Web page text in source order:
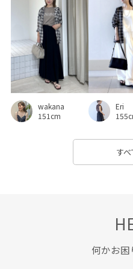
安定感 小物
日傘 普段使いも出来る
着回しやすい 程
綿素材 締め付けない
華やか 薄手 見た目以
都会的
wakana
151cm
Eri
す
何かお困